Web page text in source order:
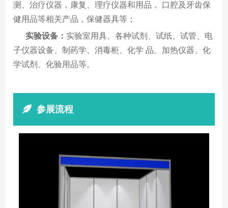
测、治疗仪器，康复、理疗仪器和用品， 口腔及牙齿保
健用品等相关产品，保健器具等；
实验设备： 实验室用具、各种试剂、试纸、试管、电
子仪器设备、制药学、消毒柜、化学 品、加热仪器、化
学试剂、化验用品等。
参展流程